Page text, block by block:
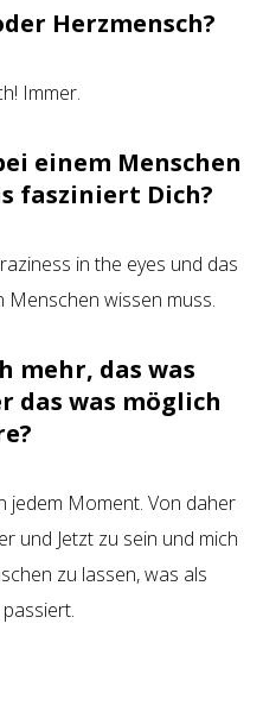
Herzmensch?
Immer.
einem Menschen
fasziniert Dich?
in the eyes und das
Menschen wissen muss.
mehr, das was
das was möglich
jedem Moment. Von daher
und Jetzt zu sein und mich
zu lassen, was als